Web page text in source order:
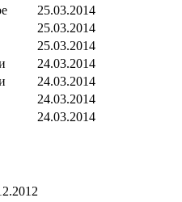
25.03.2014
25.03.2014
25.03.2014
24.03.2014
24.03.2014
24.03.2014
24.03.2014